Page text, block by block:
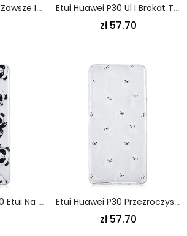
Etui Huawei P30 Na Zawsze I Zawsze Etui Huawei P30 Ul I Brokat Trawy
zł 57.70
Futerały Huawei P30 Etui Na Telefon Przezroczyste Pandy Dobrze Się Bawią Etui Huawei P30 Przezroczyste. Zabawne Lwy Morskie
zł 57.70